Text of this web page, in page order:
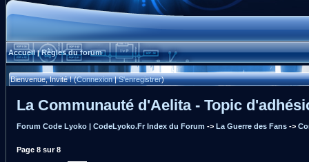
Accueil|Règles du forum
Bienvenue, Invité ! (Connexion|S'enregistrer)
La Communauté d'Aelita - Topic
Forum Code Lyoko | CodeLyoko.Fr Index du Forum -> La Guerre des Fans->
Page 8sur8